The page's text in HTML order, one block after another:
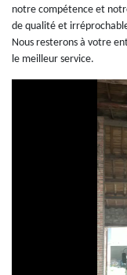
notre compétence et
de qualité et
Nous resterons à votre
le meilleur service.